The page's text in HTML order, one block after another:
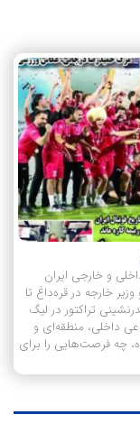
و خارجی ایران
خارجه در قره‌داغ تا
تراکتور در لیگ
داخلی، منطقه‌ای و
چه فرصت‌هایی را برای